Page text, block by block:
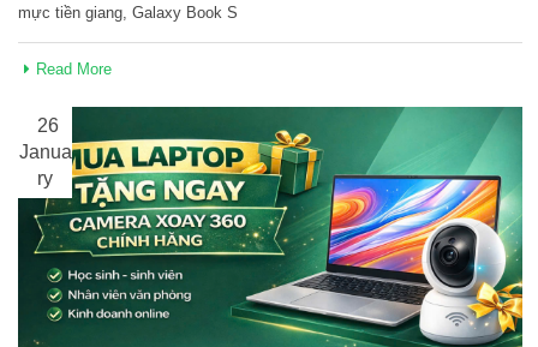
mực tiền giang, Galaxy Book S
Read More
26
Janua
ry